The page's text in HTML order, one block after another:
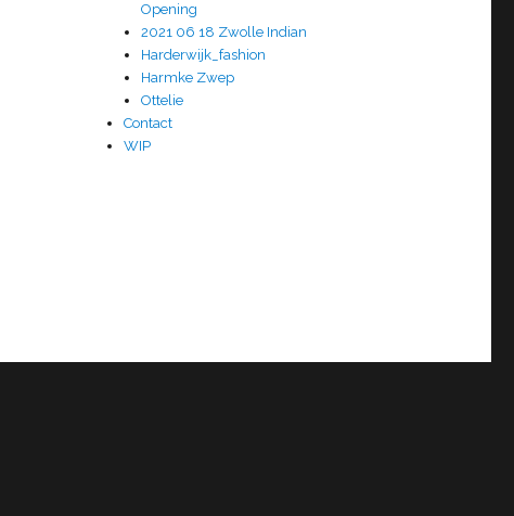
Opening
2021 06 18 Zwolle Indian
Harderwijk_fashion
Harmke Zwep
Ottelie
Contact
WIP